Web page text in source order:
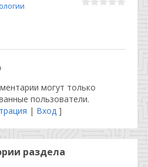
могут только
пользователи.
| Вход ]
раздела